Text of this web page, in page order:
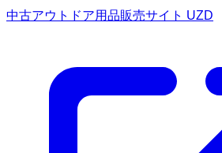
中古アウトドア用品販売サイト UZD